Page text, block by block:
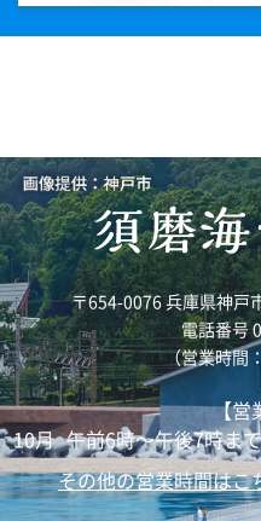
〒654-0076 兵庫県神戸
電話番号
（営業時間
【営
10月 午前6時～午後7時ま
その他の営業時間はこ